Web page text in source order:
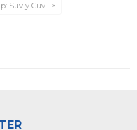
Suv y Cuv